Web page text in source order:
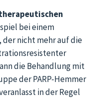
bei einem
nicht mehr auf die
die Behandlung mit
der PARP-Hemmer
in der Regel